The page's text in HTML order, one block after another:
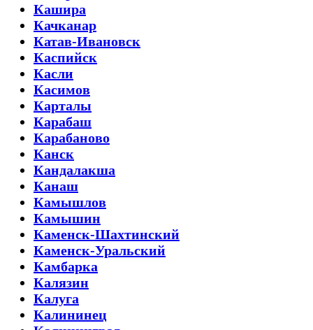
Кашира
Качканар
Катав-Ивановск
Каспийск
Касли
Касимов
Карталы
Карабаш
Карабаново
Канск
Кандалакша
Канаш
Камышлов
Камышин
Каменск-Шахтинский
Каменск-Уральский
Камбарка
Калязин
Калуга
Калининец